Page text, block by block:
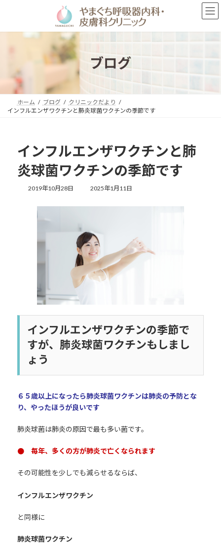
ン
プ
ー
動
ブログ
ホーム ブログ
クリニックだより
インフルエンザワクチンと肺炎球菌ワクチンの季節です
インフルエンザワクチンと肺
炎球菌ワクチンの季節です
2019年10月28日
最
更
時
:
2025年1月11日
インフルエンザワクチンの季節で
すが、肺炎球菌ワクチンもしまし
ょう
６５歳以上になったら肺炎球菌ワクチンは肺炎の予防とな
り、やったほうが良いです
肺炎球菌は肺炎の原因で最も多い菌です。
● 毎年、多くの方が肺炎で亡くなられます
その可能性を少しでも減らせるならば、
インフルエンザワクチン
と同様に
肺炎球菌ワクチン